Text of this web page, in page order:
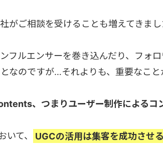
がご相談を受けることも増えてきまし
フルエンサーを巻き込んだり、フォ
なのですが…それよりも、重要なこと
、つまりユーザー制作によるコン
て、 UGCの活用は集客を成功させる